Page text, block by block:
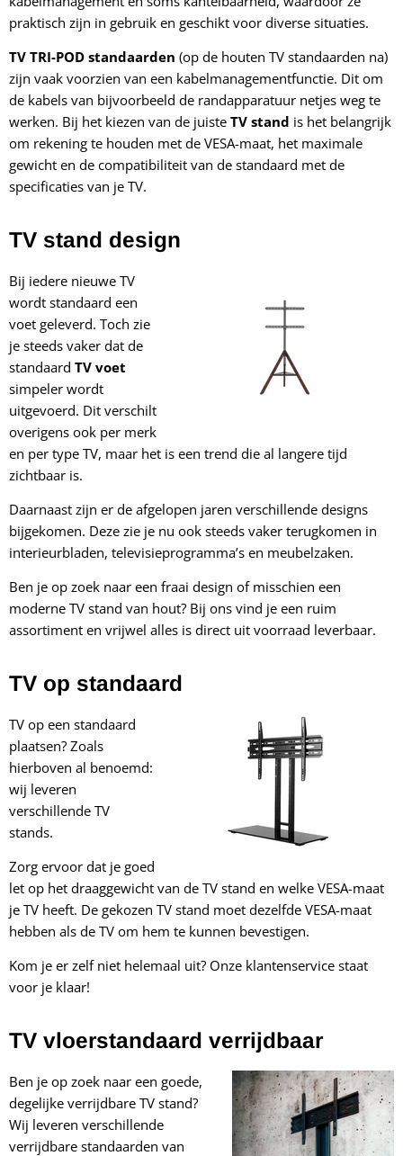
praktisch zijn in gebruik en geschikt voor diverse situaties.
TV TRI-POD standaarden (op de houten TV standaarden na)
zijn vaak voorzien van een kabelmanagementfunctie. Dit om
de kabels van bijvoorbeeld de randapparatuur netjes weg te
werken. Bij het kiezen van de juiste TV stand is het belangrijk
om rekening te houden met de VESA-maat, het maximale
gewicht en de compatibiliteit van de standaard met de
specificaties van je TV.
TV stand design
Bij iedere nieuwe TV
wordt standaard een
voet geleverd. Toch zie
je steeds vaker dat de
standaard TV voet
simpeler wordt
uitgevoerd. Dit verschilt
overigens ook per merk
en per type TV, maar het is een trend die al langere tijd
zichtbaar is.
Daarnaast zijn er de afgelopen jaren verschillende designs
bijgekomen. Deze zie je nu ook steeds vaker terugkomen in
interieurbladen, televisieprogramma’s en meubelzaken.
Ben je op zoek naar een fraai design of misschien een
moderne TV stand van hout? Bij ons vind je een ruim
assortiment en vrijwel alles is direct uit voorraad leverbaar.
TV op standaard
TV op een standaard
plaatsen? Zoals
hierboven al benoemd:
wij leveren
verschillende TV
stands.
Zorg ervoor dat je goed
let op het draaggewicht van de TV stand en welke VESA-maat
je TV heeft. De gekozen TV stand moet dezelfde VESA-maat
hebben als de TV om hem te kunnen bevestigen.
Kom je er zelf niet helemaal uit? Onze klantenservice staat
voor je klaar!
TV vloerstandaard verrijdbaar
Ben je op zoek naar een goede,
degelijke verrijdbare TV stand?
Wij leveren verschillende
verrijdbare standaarden van